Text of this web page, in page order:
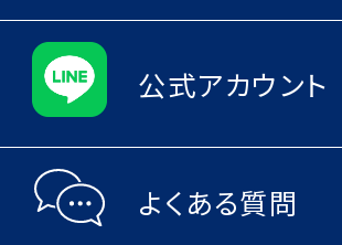
公式アカウント
よくある質問